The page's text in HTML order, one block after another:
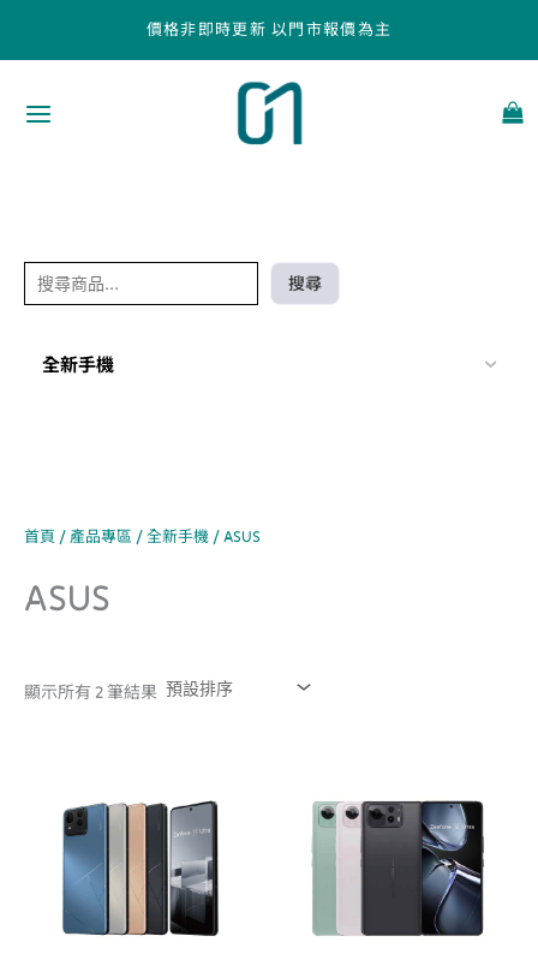
價格非即時更新 以門市報價為主
搜尋
全新手機
首頁 / 產品專區 /全新手機 / ASUS
ASUS
顯示所有 2 筆結果